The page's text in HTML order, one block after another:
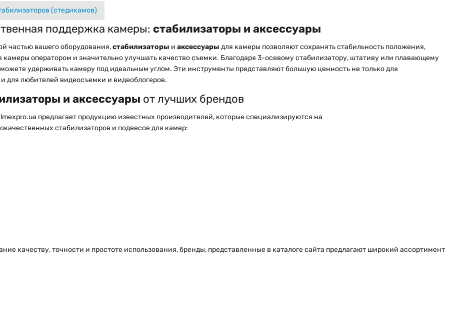
(стедикамов)
поддержка камеры: стабилизаторы и аксессуары
частью вашего оборудования,стабилизаторы и аксессуары для камеры позволяют сохранять стабильность положения,
камеры оператором и значительно улучшать качество съемки. Благодаря 3-осевому стабилизатору, штативу или плавающему
удерживать камеру под идеальным углом. Эти инструменты представляют большую ценность не только для
для любителей видеосъемки и видеоблогеров.
и аксессуары от лучших брендов
предлагает продукцию известных производителей, которые специализируются на
стабилизаторов и подвесов для камер:
качеству, точности и простоте использования, бренды, представленные в каталоге сайта предлагают широкий ассортимент